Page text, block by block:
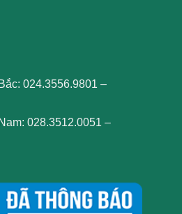
024.3556.9801 –
028.3512.0051 –